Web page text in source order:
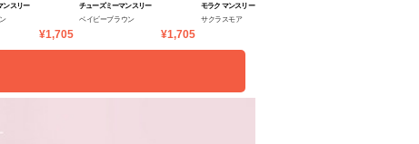
ンスリー
¥1,705
チューズミーマンスリー
ベイビーブラウン
¥1,705
モラク マンスリー
サクラスモア